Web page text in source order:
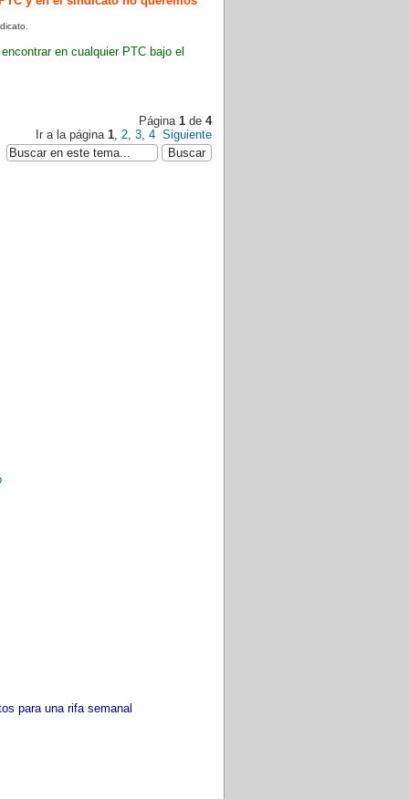
en cualquier PTC bajo el
Página 1 de 4
Ir a la página 1, 2, 3, 4 Siguiente
para una rifa semanal